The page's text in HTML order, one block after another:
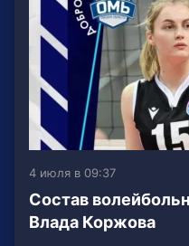
4 июля в 09:37
Состав
Влада Коржова